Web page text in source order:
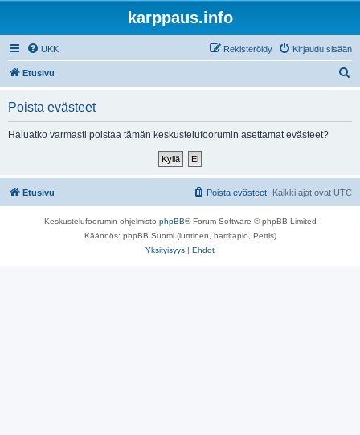
karppaus.info
UKK Kirjaudu sisään
Rekisteröidy
Etusivu
Poista evästeet
Haluatko varmasti poistaa tämän keskustelufoorumin asettamat evästeet?
Etusivu Kaikki ajat ovat UTC
Poista evästeet
Keskustelufoorumin ohjelmisto phpBB® Forum Software © phpBB Limited
Käännös: phpBB Suomi (lurttinen, harritapio, Pettis)
Yksityisyys | Ehdot